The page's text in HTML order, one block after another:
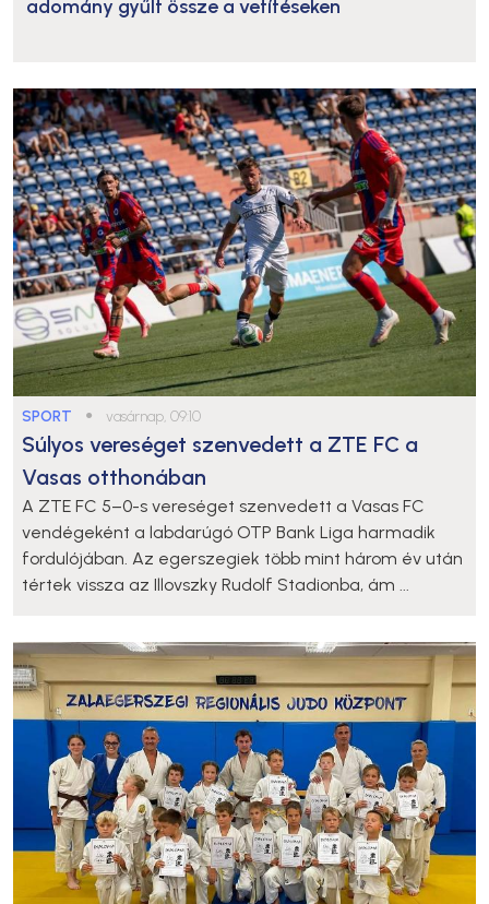
adomány gyűlt össze a vetítéseken
SPORT ● vasárnap, 09:10
Súlyos vereséget szenvedett a ZTE FC a
Vasas otthonában
A ZTE FC 5–0-s vereséget szenvedett a Vasas FC
vendégeként a labdarúgó OTP Bank Liga harmadik
fordulójában. Az egerszegiek több mint három év után
tértek vissza az Illovszky Rudolf Stadionba, ám ...